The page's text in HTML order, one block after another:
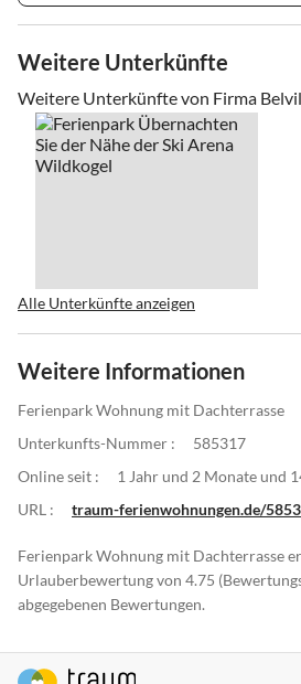
Weitere Unterkünfte
Weitere Unterkünfte von Firma
Alle Unterkünfte anzeigen
Weitere Informationen
Ferienpark Wohnung mit Dachterrasse
Unterkunfts-Nummer :
585317
Online seit :
1 Jahr und 2 Monate und
URL :
traum-ferienwohnungen.de/
Ferienpark Wohnung mit Dachterrasse
Urlauberbewertung von 4.75
abgegebenen Bewertungen.